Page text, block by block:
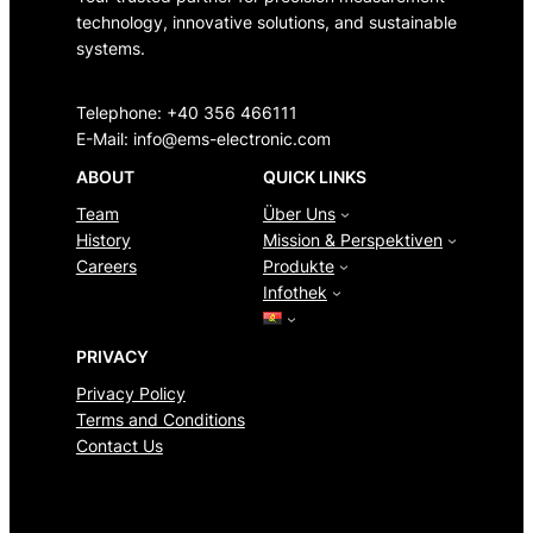
technology, innovative solutions, and sustainable
systems.
Telephone: +40 356 466111
E-Mail: info@ems-electronic.com
ABOUT
Team
History
Careers
QUICK LINKS
Über Uns
Mission & Perspektiven
Produkte
Infothek
PRIVACY
Privacy Policy
Terms and Conditions
Contact Us